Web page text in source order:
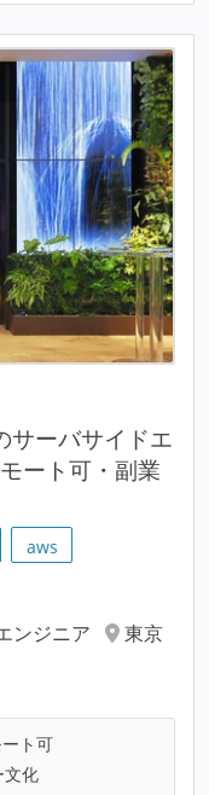
サーバサイドエ
ート可・副業
aws
ンジニア
東京
ト可
文化